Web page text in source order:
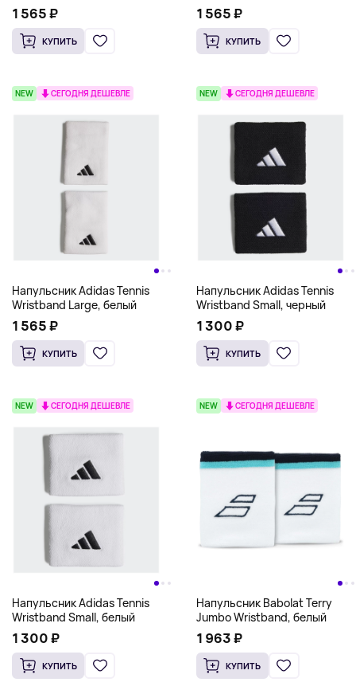
зеленый
1 565 ₽
КУПИТЬ
1 565 ₽
КУПИТЬ
NEW СЕГОДНЯ ДЕШЕВЛЕ
Напульсник Adidas Tennis
Wristband Large, белый
1 565 ₽
КУПИТЬ
NEW СЕГОДНЯ ДЕШЕВЛЕ
Напульсник Adidas Tennis
Wristband Small, черный
1 300 ₽
КУПИТЬ
NEW СЕГОДНЯ ДЕШЕВЛЕ
Напульсник Adidas Tennis
Wristband Small, белый
1 300 ₽
КУПИТЬ
NEW СЕГОДНЯ ДЕШЕВЛЕ
Напульсник Babolat Terry
Jumbo Wristband, белый
1 963 ₽
КУПИТЬ